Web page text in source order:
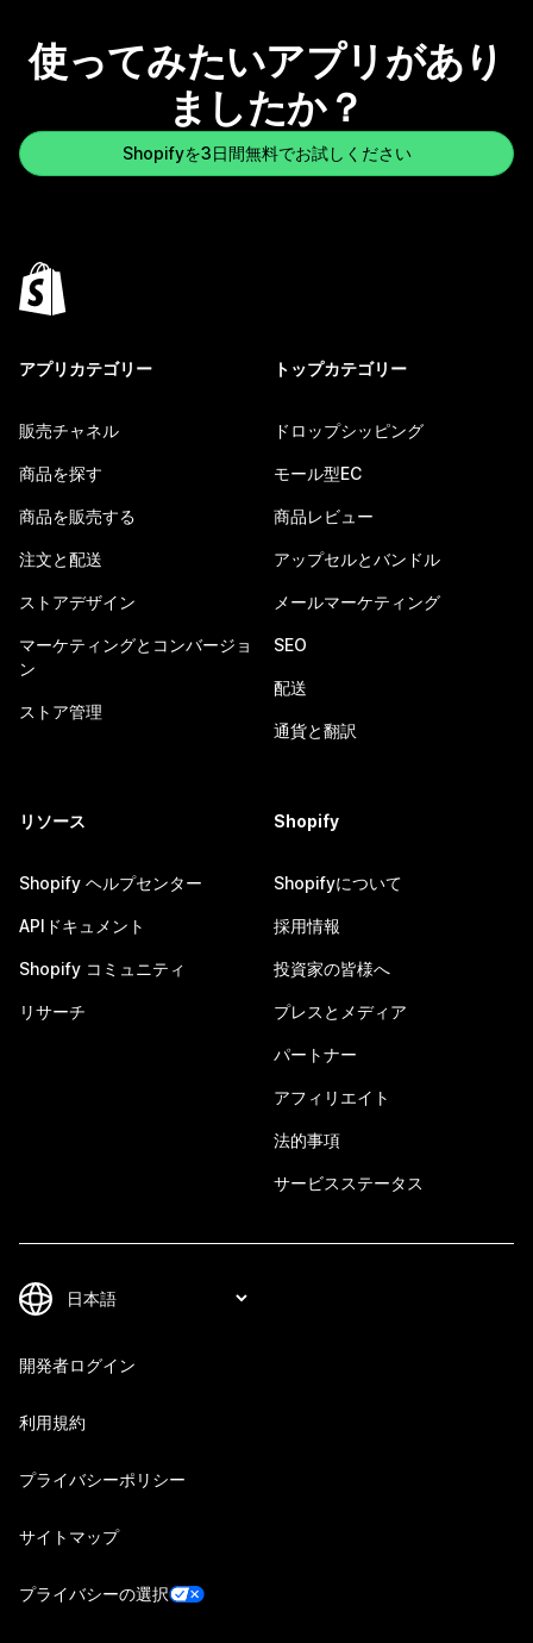
使ってみたいアプリがあり
ましたか？
Shopifyを3日間無料でお試しください
アプリカテゴリー
販売チャネル
商品を探す
商品を販売する
注文と配送
ストアデザイン
マーケティングとコンバージョ
ン
ストア管理
トップカテゴリー
ドロップシッピング
モール型EC
商品レビュー
アップセルとバンドル
メールマーケティング
SEO
配送
通貨と翻訳
リソース
Shopify ヘルプセンター
APIドキュメント
Shopify コミュニティ
リサーチ
Shopify
Shopifyについて
採用情報
投資家の皆様へ
プレスとメディア
パートナー
アフィリエイト
法的事項
サービスステータス
開発者ログイン
利用規約
プライバシーポリシー
サイトマップ
プライバシーの選択